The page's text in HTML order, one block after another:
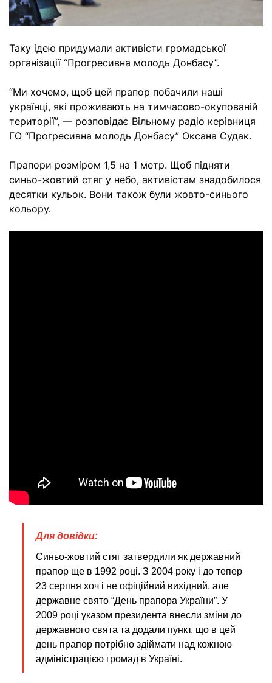
Таку ідею придумали активісти громадської
організації “Прогресивна молодь Донбасу”.
“Ми хочемо, щоб цей прапор побачили наші
українці, які проживають на тимчасово-окупованій
території”, — розповідає Вільному радіо керівниця
ГО “Прогресивна молодь Донбасу” Оксана Судак.
Прапори розміром 1,5 на 1 метр. Щоб підняти
синьо-жовтий стяг у небо, активістам знадобилося
десятки кульок. Вони також були жовто-синього
кольору.
Для довідки:
Синьо-жовтий стяг затвердили як державний
прапор ще в 1992 році. З 2004 року і до тепер
23 серпня хоч і не офіційний вихідний, але
державне свято “День прапора України”. У
2009 році указом президента внесли зміни до
державного свята та додали пункт, що в цей
день прапор потрібно здіймати над кожною
адміністрацією громад в Україні.